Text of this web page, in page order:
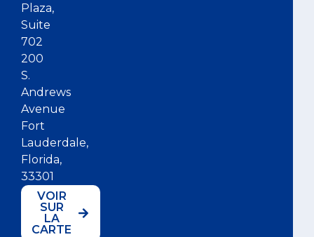
Plaza,
Suite
702
200
S.
Andrews
Avenue
Fort
Lauderdale,
Florida,
33301
VOIR
SUR
LA
CARTE